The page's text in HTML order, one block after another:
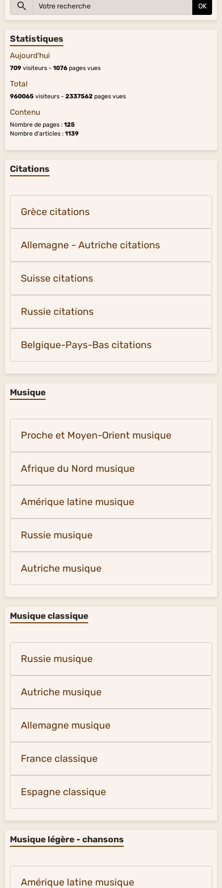
OK
Statistiques
Aujourd'hui
709 visiteurs - 1076 pages vues
Total
960065 visiteurs - 2337562 pages vues
Contenu
Nombre de pages : 125
Nombre d'articles : 1139
Citations
Grèce citations
Allemagne - Autriche citations
Suisse citations
Russie citations
Belgique-Pays-Bas citations
Musique
Proche et Moyen-Orient musique
Afrique du Nord musique
Amérique latine musique
Russie musique
Autriche musique
Musique classique
Russie musique
Autriche musique
Allemagne musique
France classique
Espagne classique
Musique légère - chansons
Amérique latine musique